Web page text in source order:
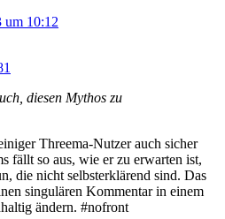
um 10:12
diesen Mythos zu
Threema-Nutzer auch sicher
fällt so aus, wie er zu erwarten ist,
die nicht selbsterklärend sind. Das
singulären Kommentar in einem
ändern. #nofront